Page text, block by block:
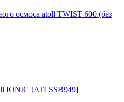
осмоса atoll TWIST 600 (без
IONIC [ATLSSB949]